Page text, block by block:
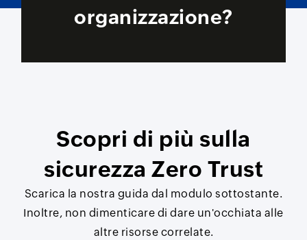
organizzazione?
Scopri di più sulla
sicurezza Zero Trust
Scarica la nostra guida dal modulo sottostante.
Inoltre, non dimenticare di dare un'occhiata alle
altre risorse correlate.